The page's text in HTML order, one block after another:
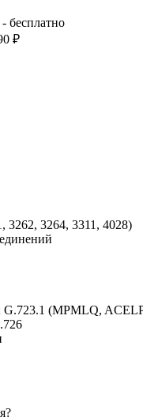
бесплатно
₽
3262, 3264, 3311, 4028)
G.723.1 (MPMLQ,